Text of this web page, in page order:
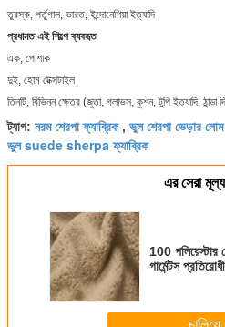
তুরস্ক, পর্তুগাল, ভারত, ইন্দোনেশিয়া ইত্যাদি
প্রধানত এই শিল্পে ব্যবহৃত
এক, পোশাক
দুই, হোম টেক্সটাইল
তিনটি, বিভিন্ন ক্ষেত্র (জুতা, গ্লাভস, কুশন, টুপি ইত্যাদি, ঠান্ডা
ট্যাগ: নরম শেরপা ফ্যাব্রিক, ভুল শেরপা ভেড়ার লোম
ভুল suede sherpa ফ্যাব্রিক
এর সেরা
100 পলিয়েস্টার
গার্মেন্টস প্রতিরোধী